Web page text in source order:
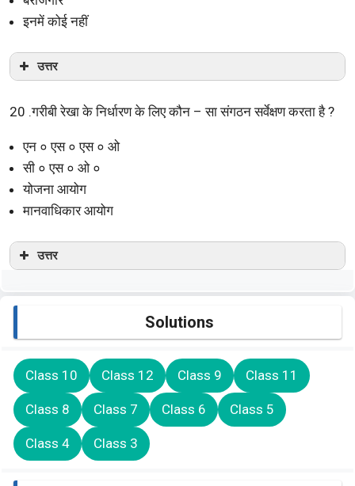
इनमें कोई नहीं
उत्तर
20 .गरीबी रेखा के निर्धारण के लिए कौन – सा संगठन सर्वेक्षण करता है ?
एन ० एस ० एस ० ओ
सी ० एस ० ओ ०
योजना आयोग
मानवाधिकार आयोग
उत्तर
Solutions
Class 10 Class 12 Class 9 Class 11
Class 8 Class 7 Class 6 Class 5
Class 4 Class 3